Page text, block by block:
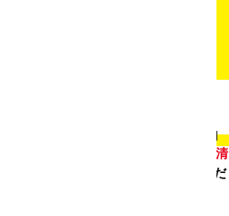
「安心・安全・清潔」
車内外の清
を徹底。安心感と清潔感を感じていただ